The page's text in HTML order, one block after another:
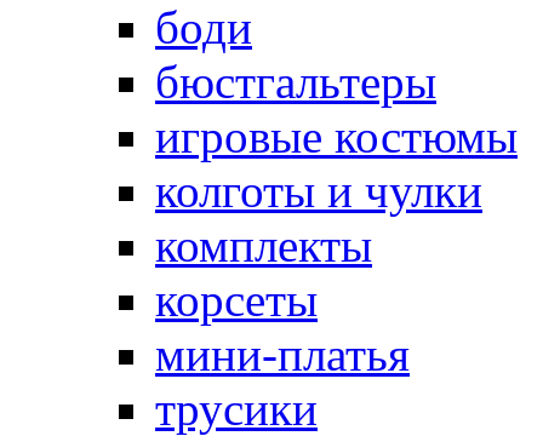
боди
бюстгальтеры
игровые костюмы
колготы и чулки
комплекты
корсеты
мини-платья
трусики